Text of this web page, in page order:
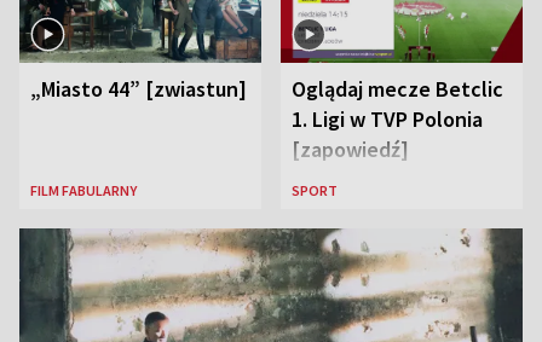
„Miasto 44” [zwiastun]
FILM FABULARNY
Oglądaj mecze Betclic
1. Ligi w TVP Polonia
[zapowiedź]
SPORT